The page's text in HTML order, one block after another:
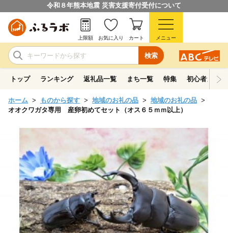
令和８年熊本地震 災害支援寄付受付について
検索
上限額 お気に入り カート メニュー
トップ ランキング 返礼品一覧 まち一覧 特集 初心者ガイド
ホーム ものから探す 地域のお礼の品
地域のお礼の品
オオクワガタ専用 産卵初めてセット（オス６５ｍｍ以上）